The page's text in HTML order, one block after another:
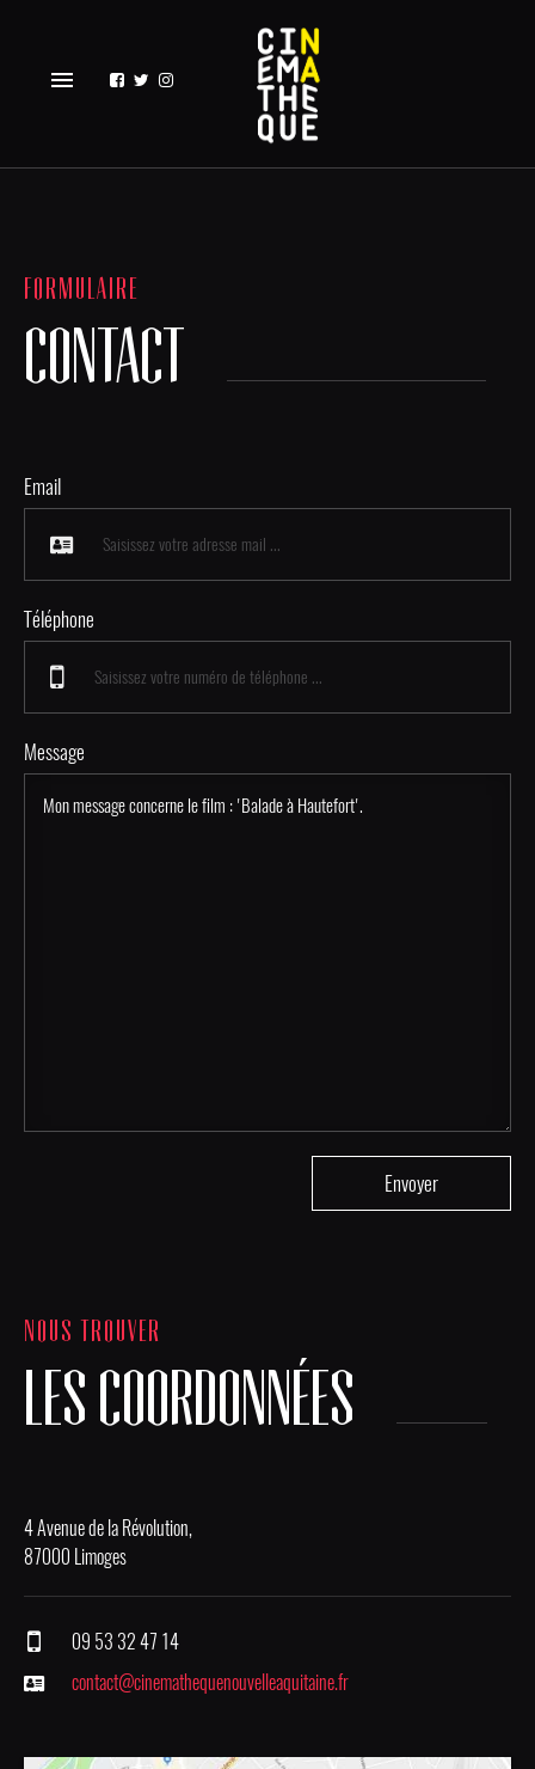
menu
FORMULAIRE
CONTACT
Email
Téléphone
Message
NOUS TROUVER
LES COORDONNÉES
4 Avenue de la Révolution,
87000 Limoges
09 53 32 47 14
contact@cinemathequenouvelleaquitaine.fr